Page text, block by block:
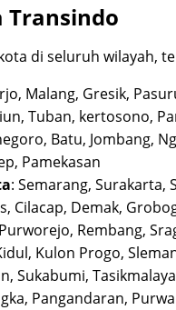
Transindo
di seluruh wilayah,
Malang, Gresik,
Tuban, kertosono,
Batu, Jombang,
Pamekasan
: Semarang, Surakarta,
Cilacap, Demak,
Rembang,
Kulon Progo,
Sukabumi,
Pangandaran,